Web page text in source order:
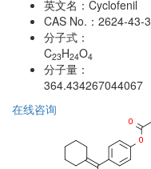
英文名： Cyclofenil
CAS No.： 2624-43-3
分子式：
C23H24O4
分子量：
364.434267044067
在线咨询